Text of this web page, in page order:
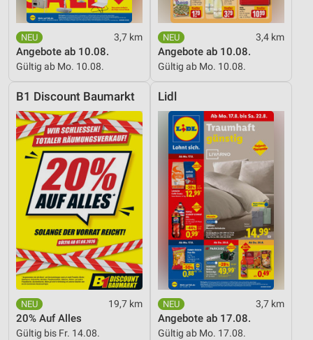
3,7 km
Angebote ab 10.08.
Gültig ab Mo. 10.08.
3,4 km
Angebote ab 10.08.
Gültig ab Mo. 10.08.
B1 Discount Baumarkt
19,7 km
20% Auf Alles
Gültig bis Fr. 14.08.
Lidl
3,7 km
Angebote ab 17.08.
Gültig ab Mo. 17.08.